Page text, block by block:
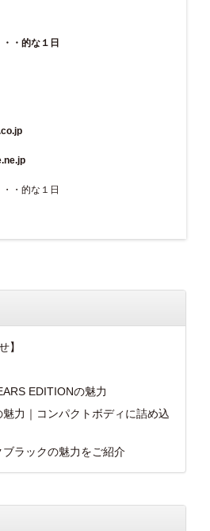
】
EDITIONの魅力
力｜コンパクトボディに詰め込
ラックの魅力をご紹介